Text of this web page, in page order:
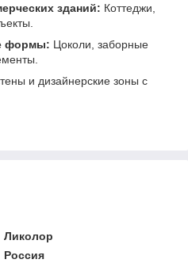
зданий: Коттеджи,
формы: Цоколи, заборные
и дизайнерские зоны с
Ликолор
Россия